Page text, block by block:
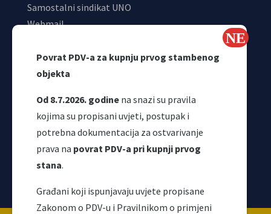
Povrat PDV-a za kupnju prvog stambenog
objekta
Od 8.7.2026. godine na snazi su pravila
kojima su propisani uvjeti, postupak i
potrebna dokumentacija za ostvarivanje
prava na povrat PDV-a pri kupnji prvog
stana.
Građani koji ispunjavaju uvjete propisane
Zakonom o PDV-u i Pravilnikom o primjeni
Samostalni sindikat UNO
Webmail
Korisni linkovi